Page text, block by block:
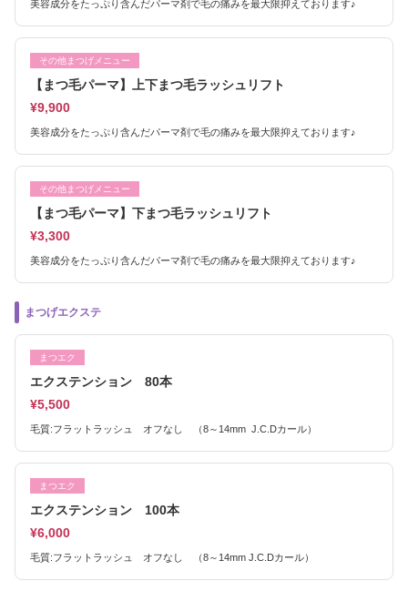
美容成分をたっぷり含んだパーマ剤で毛の痛みを最大限抑えております♪
その他まつげメニュー
【まつ毛パーマ】上下まつ毛ラッシュリフト
¥9,900
美容成分をたっぷり含んだパーマ剤で毛の痛みを最大限抑えております♪
その他まつげメニュー
【まつ毛パーマ】下まつ毛ラッシュリフト
¥3,300
美容成分をたっぷり含んだパーマ剤で毛の痛みを最大限抑えております♪
まつげエクステ
まつエク
エクステンション 80本
¥5,500
毛質:フラットラッシュ オフなし （8～14mm J.C.Dカール）
まつエク
エクステンション 100本
¥6,000
毛質:フラットラッシュ オフなし （8～14mm J.C.Dカール）